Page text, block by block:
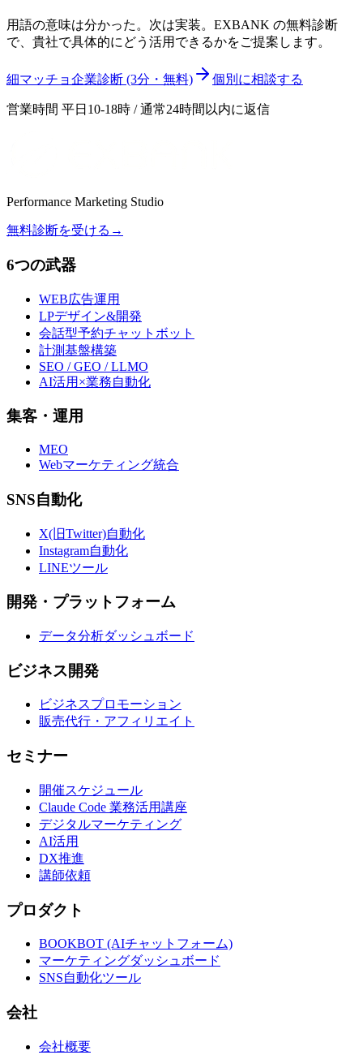
用語の意味は分かった。次は実装。EXBANK の無料診断
で、貴社で具体的にどう活用できるかをご提案します。
細マッチョ企業診断 (3分・無料) 個別に相談する
営業時間 平日10-18時 / 通常24時間以内に返信
Performance Marketing Studio
無料診断を受ける →
6つの武器
WEB広告運用
LPデザイン&開発
会話型予約チャットボット
計測基盤構築
SEO / GEO / LLMO
AI活用×業務自動化
集客・運用
MEO
Webマーケティング統合
SNS自動化
X(旧Twitter)自動化
Instagram自動化
LINEツール
開発・プラットフォーム
データ分析ダッシュボード
ビジネス開発
ビジネスプロモーション
販売代行・アフィリエイト
セミナー
開催スケジュール
Claude Code 業務活用講座
デジタルマーケティング
AI活用
DX推進
講師依頼
プロダクト
BOOKBOT (AIチャットフォーム)
マーケティングダッシュボード
SNS自動化ツール
会社
会社概要